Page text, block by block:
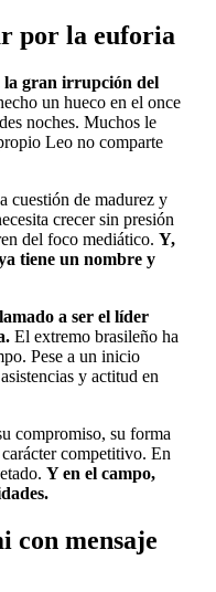
por la euforia
la gran irrupción del
un hueco en el once
noches. Muchos le
Leo no comparte
cuestión de madurez y
crecer sin presión
del foco mediático. Y,
tiene un nombre y
a ser el líder
El extremo brasileño ha
Pese a un inicio
y actitud en
compromiso, su forma
competitivo. En
Y en el campo,
con mensaje